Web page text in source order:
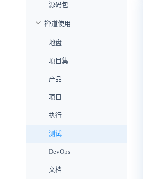
源码包
禅道使用
地盘
项目集
产品
项目
执行
测试
DevOps
文档